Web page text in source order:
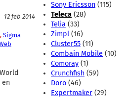
12 feb 2014
, Sigma
en
Sony Ericsson (115)
Teleca (28)
Telia (33)
Zimpl (16)
Cluster55 (11)
Combain Mobile (10)
Comoray (1)
Crunchfish (59)
Doro (46)
Expertmaker (29)